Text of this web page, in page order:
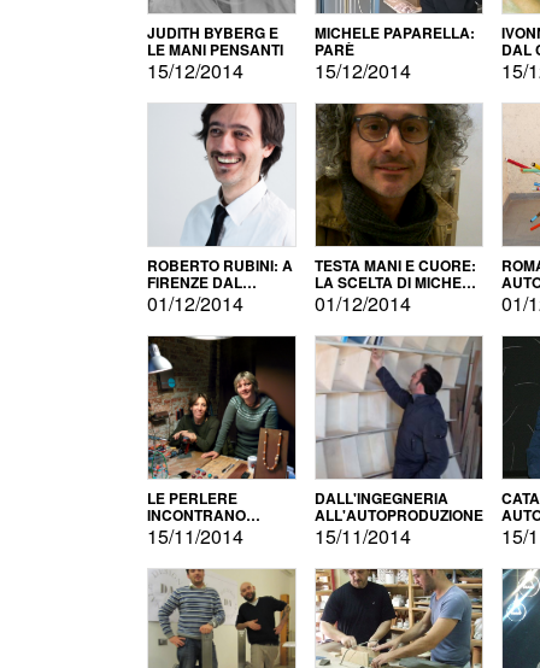
JUDITH BYBERG E
LE MANI PENSANTI
15/12/2014
MICHELE PAPARELLA:
PARÈ
15/12/2014
DAL
15/
ROBERTO RUBINI: A
FIRENZE DAL
PRODOTTO ALLA
PROMOZIONE
01/12/2014
TESTA MANI E CUORE:
LA SCELTA DI MICHELE
BARBERIO
01/12/2014 01/
LE PERLERE
INCONTRANO
L'AUTOPRODUZIONE
15/11/2014
DALL'INGEGNERIA
ALL'AUTOPRODUZIONE
15/11/2014 15/